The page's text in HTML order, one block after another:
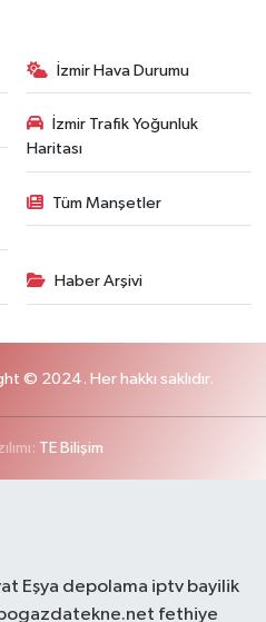
İzmir Hava Durumu
İzmir Trafik Yoğunluk
Haritası
Tüm Manşetler
Haber Arşivi
© 2024. Her hakkı saklıdır.
TE Bilişim
Eşya depolama iptv bayilik
fethiye